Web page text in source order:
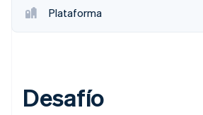
Plataforma
Desafío